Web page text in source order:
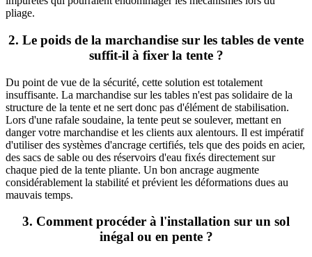
pliage.
2. Le poids de la marchandise sur les tables de vente
suffit-il à fixer la tente ?
Du point de vue de la sécurité, cette solution est totalement
insuffisante. La marchandise sur les tables n'est pas solidaire de la
structure de la tente et ne sert donc pas d'élément de stabilisation.
Lors d'une rafale soudaine, la tente peut se soulever, mettant en
danger votre marchandise et les clients aux alentours. Il est impératif
d'utiliser des systèmes d'ancrage certifiés, tels que des poids en acier,
des sacs de sable ou des réservoirs d'eau fixés directement sur
chaque pied de la tente pliante. Un bon ancrage augmente
considérablement la stabilité et prévient les déformations dues au
mauvais temps.
3. Comment procéder à l'installation sur un sol
inégal ou en pente ?